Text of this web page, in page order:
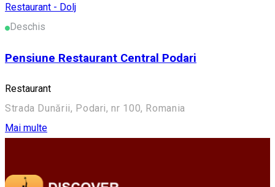
Restaurant - Dolj
Deschis
Pensiune Restaurant Central Podari
Restaurant
Strada Dunării, Podari, nr 100, Romania
Mai multe